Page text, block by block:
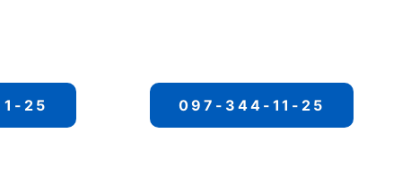
25 097-344-11-25